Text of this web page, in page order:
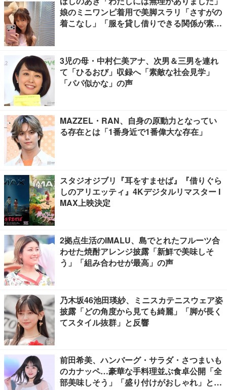
娘のミニワンピ着用で美脚スラリ「さすがの
着こなし」「服を貸し借りできる関係が素
3児の母・中村仁美アナ、次男＆三男を連れ
て「ひるおび」収録へ「素敵な社会見学」
「パパ似かな」の声
MAZZEL・RAN、自身の原動力となってい
る存在とは「1番身近で1番偉大な存在」
スタジオジブリ『耳をすませば』『借りぐら
しのアリエッティ』4Kデジタルリマスター I
MAX上映決定
2拠点生活のIMALU、島でとれたフルーツ合
わせた焼酎アレンジ披露「新鮮で美味しそ
う」「組み合わせが最高」の声
乃木坂46池田瑛紗、ミニスカテニスウェア姿
披露「どの角度から見ても綺麗」「脚が長く
てスタイル抜群」と反響
前田希美、ハンバーグ・サラダ・さつまいも
のカナッペ…豪華な手料理並ぶ食卓公開「全
部美味しそう」「盛り付けがおしゃれ」と絶